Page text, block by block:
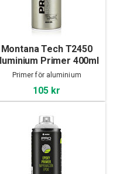
Montana Tech T2450
Primer 400ml
Primer för aluminium
105 kr